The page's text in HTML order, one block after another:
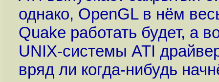
однако, OpenGL в нём
Quake работать будет, а
UNIX-системы ATI
вряд ли когда-нибудь